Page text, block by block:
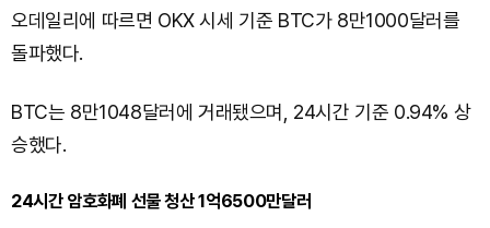
오데일리에 따르면 OKX 시세 기준 BTC가 8만1000달러를
돌파했다.
BTC는 8만1048달러에 거래됐으며, 24시간 기준 0.94% 상
승했다.
24시간 암호화폐 선물 청산 1억6500만달러